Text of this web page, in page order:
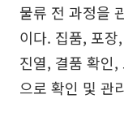
물류 전 과정을
이다. 집품, 포
진열, 결품 확인
으로 확인 및 관